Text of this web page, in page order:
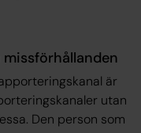
är
utan
Den person som